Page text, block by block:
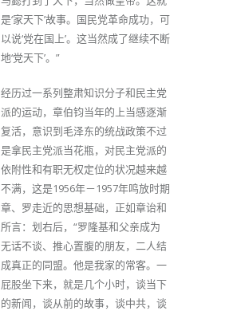
是‘家天下’故事。国民党革命成功，可
以说‘党在国上’。这当然成了继续不断
地‘党天下’。”
经历过一系列整肃知识分子和民主党
派的运动，章伯钧当年的上当感逐渐
复活，意识到毛泽东的统战政策不过
是拿民主党派当花瓶，对民主党派的
依附性和有职无权定位的状况越来越
不满，这是1956年－1957年鸣放时期
章、罗走近的思想基础，正如章诒和
所言：划右后，“罗隆基和父亲成为
无话不谈、推心置腹的朋友，二人结
成真正的同盟。他是我家的常客。一
屁股坐下来，就是几个小时，谈当下
的新闻，谈从前的故事，谈中共，谈